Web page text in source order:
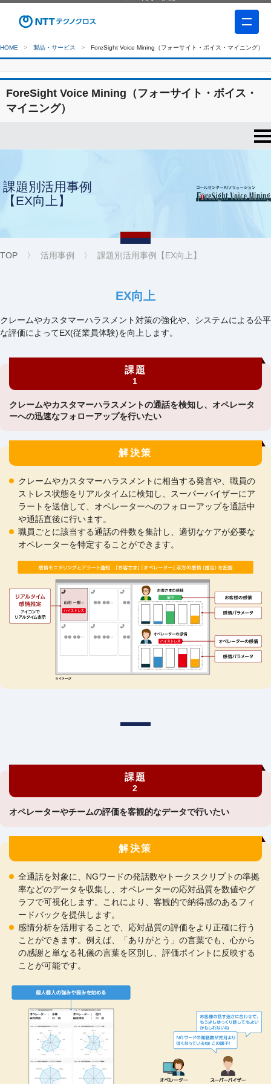
HOME 製品・サービス ForeSight Voice Mining（フォーサイト・ボイス・マイニング）
ForeSight Voice Mining（フォーサイト・ボイス・
マイニング）
課題別活用事例
【EX向上】
TOP 活用事例 課題別活用事例【EX向上】
EX向上
クレームやカスタマーハラスメント対策の強化や、システムによる公平
な評価によってEX(従業員体験)を向上します。
課題
1
クレームやカスタマーハラスメントの通話を検知し、オペレータ
ーへの迅速なフォローアップを行いたい
解決策
クレームやカスタマーハラスメントに相当する発言や、職員の
ストレス状態をリアルタイムに検知し、スーパーバイザーにア
ラートを送信して、オペレーターへのフォローアップを通話中
や通話直後に行います。
職員ごとに該当する通話の件数を集計し、適切なケアが必要な
オペレーターを特定することができます。
課題
2
オペレーターやチームの評価を客観的なデータで行いたい
解決策
全通話を対象に、NGワードの発話数やトークスクリプトの準拠
率などのデータを収集し、オペレーターの応対品質を数値やグ
ラフで可視化します。これにより、客観的で納得感のあるフィ
ードバックを提供します。
感情分析を活用することで、応対品質の評価をより正確に行う
ことができます。例えば、「ありがとう」の言葉でも、心から
の感謝と単なる礼儀の言葉を区別し、評価ポイントに反映する
ことが可能です。